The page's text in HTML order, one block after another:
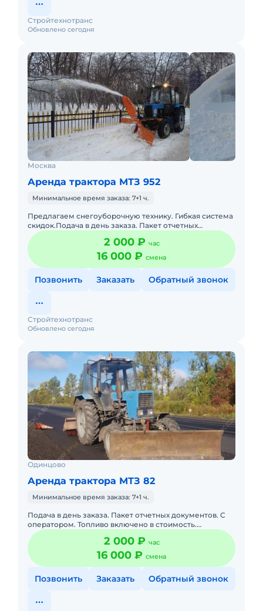
Обновлено сегодня
Стройтехнотранс
Москва
Аренда трактора МТЗ 952
Минимальное время заказа: 7+1 ч.
Предлагаем снегоуборочную технику. Гибкая система
скидок.Подача в день заказа. Пакет отчетных
документов. С оператором. Топливо включено в
стоимость. Долгосрочн2 000 ₽ час
16 000 ₽ смена
Позвонить Заказать Обратный звонок
Обновлено сегодня
Стройтехнотранс
Одинцово
Аренда трактора МТЗ 82
Минимальное время заказа: 7+1 ч.
Подача в день заказа. Пакет отчетных документов. С
оператором. Топливо включено в стоимость.
Краткосрочная аренда. Долгосрочная аренда. Техника
с малой наработк
2 000 ₽ час
16 000 ₽ смена
Позвонить Заказать Обратный звонок